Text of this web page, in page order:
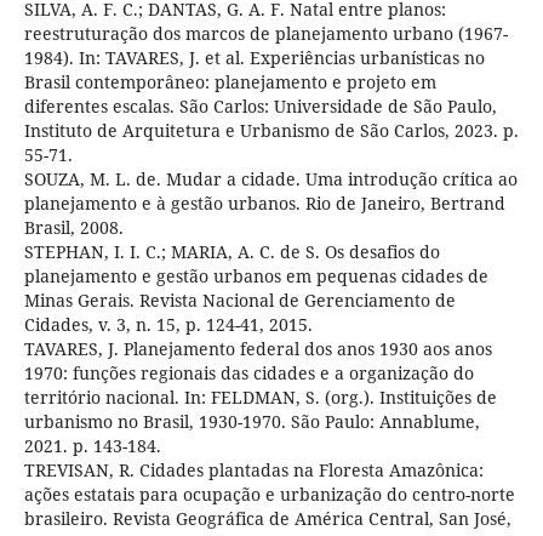
SILVA, A. F. C.; DANTAS, G. A. F. Natal entre planos:
reestruturação dos marcos de planejamento urbano (1967-
1984). In: TAVARES, J. et al. Experiências urbanísticas no
Brasil contemporâneo: planejamento e projeto em
diferentes escalas. São Carlos: Universidade de São Paulo,
Instituto de Arquitetura e Urbanismo de São Carlos, 2023. p.
55-71.
SOUZA, M. L. de. Mudar a cidade. Uma introdução crítica ao
planejamento e à gestão urbanos. Rio de Janeiro, Bertrand
Brasil, 2008.
STEPHAN, I. I. C.; MARIA, A. C. de S. Os desafios do
planejamento e gestão urbanos em pequenas cidades de
Minas Gerais. Revista Nacional de Gerenciamento de
Cidades, v. 3, n. 15, p. 124-41, 2015.
TAVARES, J. Planejamento federal dos anos 1930 aos anos
1970: funções regionais das cidades e a organização do
território nacional. In: FELDMAN, S. (org.). Instituições de
urbanismo no Brasil, 1930-1970. São Paulo: Annablume,
2021. p. 143-184.
TREVISAN, R. Cidades plantadas na Floresta Amazônica:
ações estatais para ocupação e urbanização do centro-norte
brasileiro. Revista Geográfica de América Central, San José,